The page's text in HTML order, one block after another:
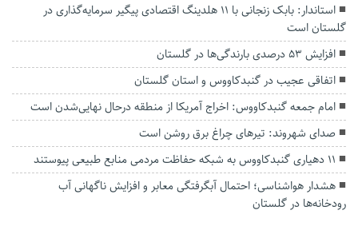
استاندار: بابک زنجانی با ۱۱ هلدینگ اقتصادی پیگیر سرمایه‌گذاری در
گلستان است
افزایش ۵۳ درصدی بارندگی‌ها در گلستان
اتفاقی عجیب در‌ گنبدکاووس و استان گلستان
امام جمعه گنبدکاووس: اخراج آمریکا از منطقه درحال نهایی‌شدن است
صدای شهروند: تیرهای چراغ برق روشن است
۱۱ دهیاری گنبدکاووس به شبکه حفاظت مردمی منابع طبیعی پیوستند
هشدار هواشناسی؛ احتمال آبگرفتگی معابر و افزایش ناگهانی آب
رودخانه‌ها در گلستان